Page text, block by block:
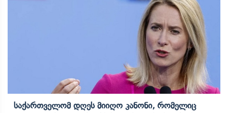
Საქართველომ Დღეს Მიიღო Კანონი, Რომელიც